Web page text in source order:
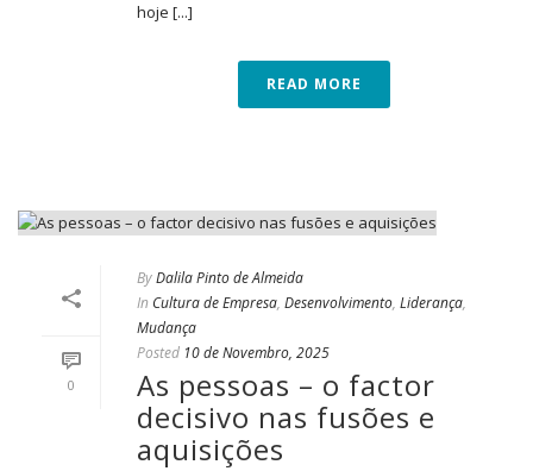
hoje [...]
READ MORE
0
ByDalila Pinto de Almeida
In Cultura de Empresa, Desenvolvimento, Liderança,
Mudança
Posted 10 de Novembro, 2025
As pessoas – o factor
decisivo nas fusões e
aquisições